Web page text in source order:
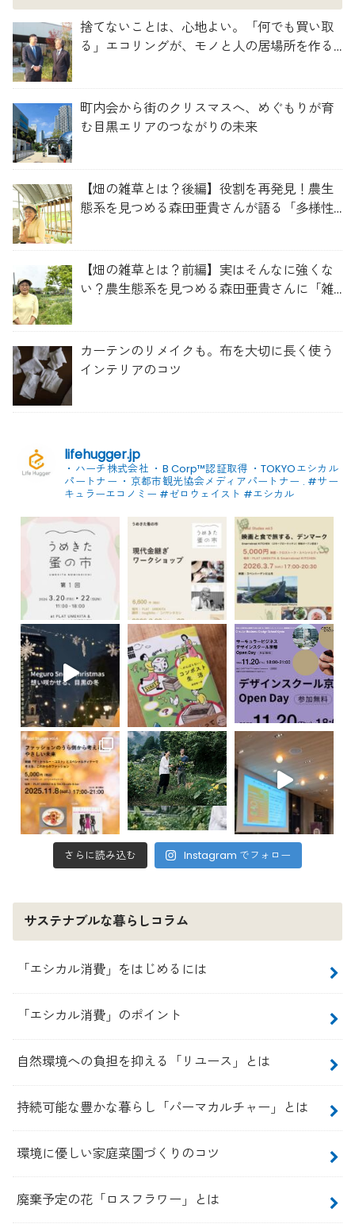
捨てないことは、心地よい。「何でも買い取
る」エコリングが、モノと人の居場所を作る
町内会から街のクリスマスへ、めぐもりが育
む目黒エリアのつながりの未来
【畑の雑草とは？後編】役割を再発見！農生
態系を見つめる森田亜貴さんが語る「多様性
【畑の雑草とは？前編】実はそんなに強くな
い？農生態系を見つめる森田亜貴さんに「雑
カーテンのリメイクも。布を大切に長く使う
インテリアのコツ
lifehugger.jp
・ハーチ株式会社 ・B Corp™認証取得 ・TOKYOエシカル
パートナー ・京都市観光協会メディアパートナー . #サー
キュラーエコノミー #ゼロウェイスト #エシカル
さらに読み込む Instagram でフォロー
サステナブルな暮らしコラム
「エシカル消費」をはじめるには
「エシカル消費」のポイント
自然環境への負担を抑える「リユース」とは
持続可能な豊かな暮らし「パーマカルチャー」とは
環境に優しい家庭菜園づくりのコツ
廃棄予定の花「ロスフラワー」とは